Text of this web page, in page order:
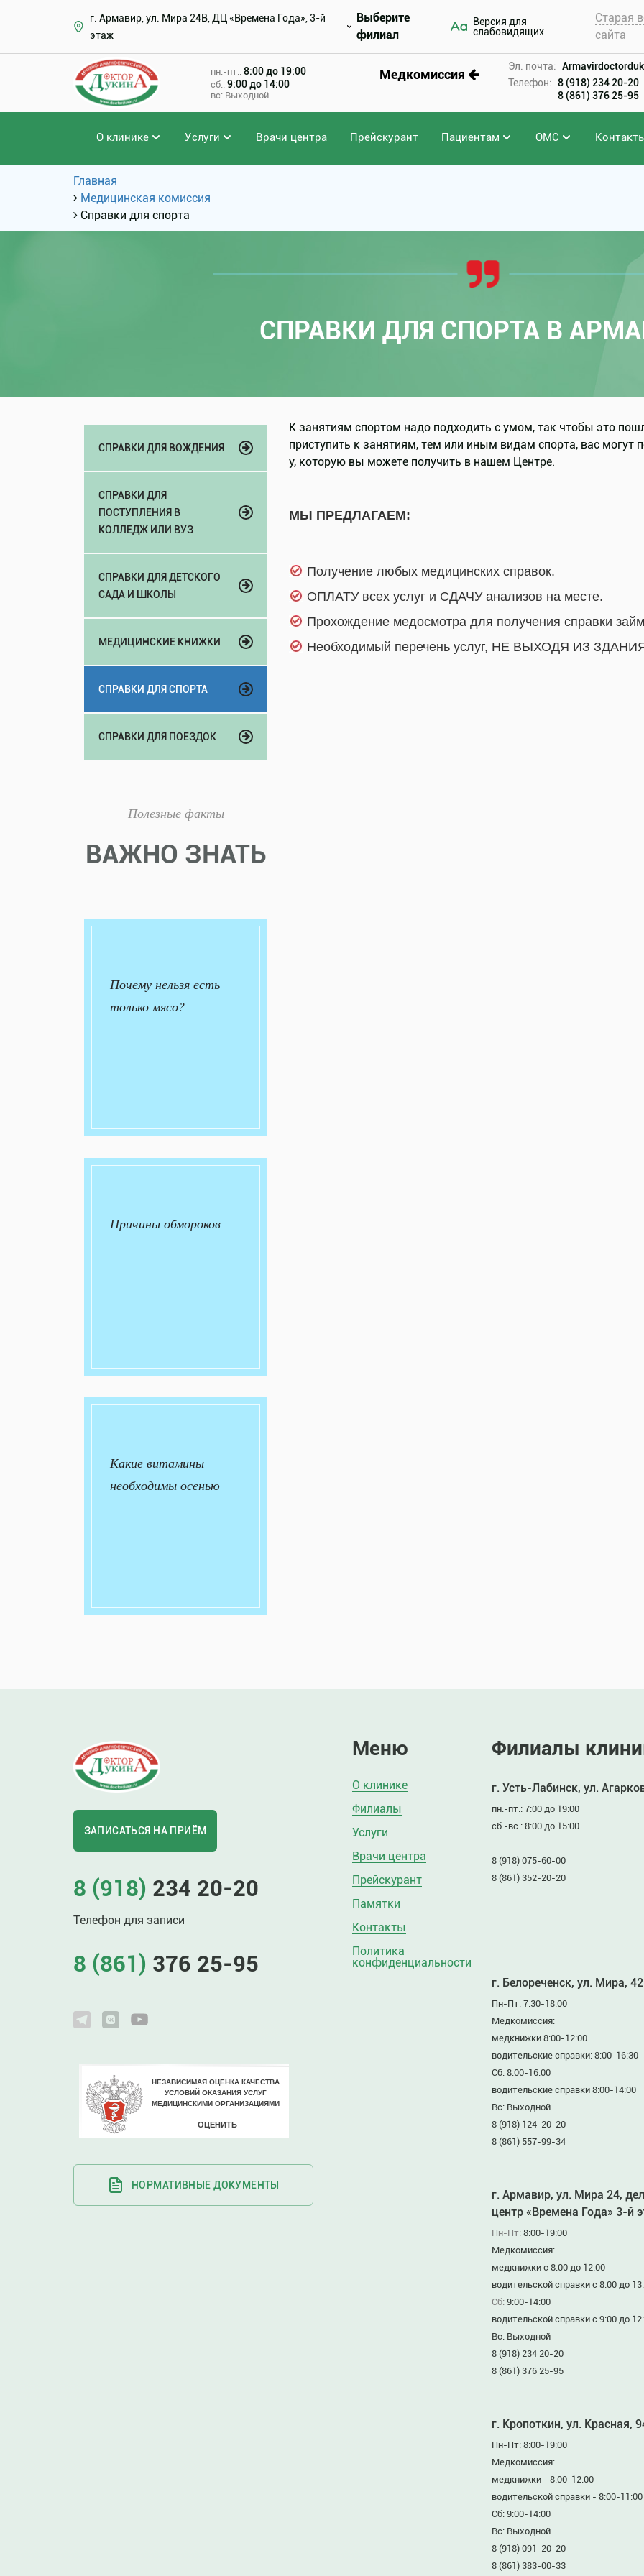
г. Армавир, ул. Мира 24В, ДЦ «Времена Года», 3-й
этаж
Выберите
филиал
Версия для
слабовидящих
Старая
сайта
пн.-пт.:8:00 до 19:00
сб.:9:00 до 14:00
вс: Выходной
Медкомиссия
Эл. почта:
Телефон: 8 (918) 234 20-20
8 (861) 376 25-95
О клинике Услуги Врачи центра Прейскурант Пациентам ОМС
Главная
Медицинская комиссия
Справки для спорта
СПРАВКИ ДЛЯ СПОРТА В
К занятиям спортом надо подходить с умом, так чтобы это
приступить к занятиям, тем или иным видам спорта, вас
у, которую вы можете получить в нашем Центре.
МЫ ПРЕДЛАГАЕМ:
Получение любых медицинских справок.
ОПЛАТУ всех услуг и СДАЧУ анализов на месте.
Прохождение медосмотра для получения справки
Необходимый перечень услуг, НЕ ВЫХОДЯ ИЗ
СПРАВКИ ДЛЯ ВОЖДЕНИЯ
СПРАВКИ ДЛЯ
ПОСТУПЛЕНИЯ В
КОЛЛЕДЖ ИЛИ ВУЗ
СПРАВКИ ДЛЯ ДЕТСКОГО
САДА И ШКОЛЫ
МЕДИЦИНСКИЕ КНИЖКИ
СПРАВКИ ДЛЯ СПОРТА
СПРАВКИ ДЛЯ ПОЕЗДОК
Полезные факты
ВАЖНО ЗНАТЬ
Почему нельзя есть
только мясо?
Причины обмороков
Какие витамины
необходимы осенью
ЗАПИСАТЬСЯ НА ПРИЁМ
8 (918) 234 20-20
Телефон для записи
8 (861) 376 25-95
НОРМАТИВНЫЕ ДОКУМЕНТЫ
Меню
О клинике
Филиалы
Услуги
Врачи центра
Прейскурант
Памятки
Контакты
Политика
конфиденциальности
Филиалы
г. Усть-Лабинск, ул.
пн.-пт.: 7:00 до 19:00
сб.-вс.: 8:00 до 15:00
8 (918) 075-60-00
8 (861) 352-20-20
г. Белореченск, ул. Мира, 42
Пн-Пт: 7:30-18:00
Медкомиссия:
медкнижки 8:00-12:00
водительские справки: 8:00-16:30
Сб: 8:00-16:00
водительские справки 8:00-14:00
Вс: Выходной
8 (918) 124-20-20
8 (861) 557-99-34
г. Армавир, ул. Мира 24,
центр «Времена Года» 3-й
Пн-Пт: 8:00-19:00
Медкомиссия:
медкнижки с 8:00 до 12:00
водительской справки с 8:00 до
Сб: 9:00-14:00
водительской справки с 9:00 до
Вс: Выходной
8 (918) 234 20-20
8 (861) 376 25-95
г. Кропоткин, ул. Красная,
Пн-Пт: 8:00-19:00
Медкомиссия:
медкнижки - 8:00-12:00
водительской справки - 8:00-11:00
Сб: 9:00-14:00
Вс: Выходной
8 (918) 091-20-20
8 (861) 383-00-33